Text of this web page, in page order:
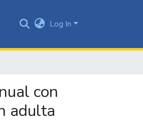
Log In
con
adulta